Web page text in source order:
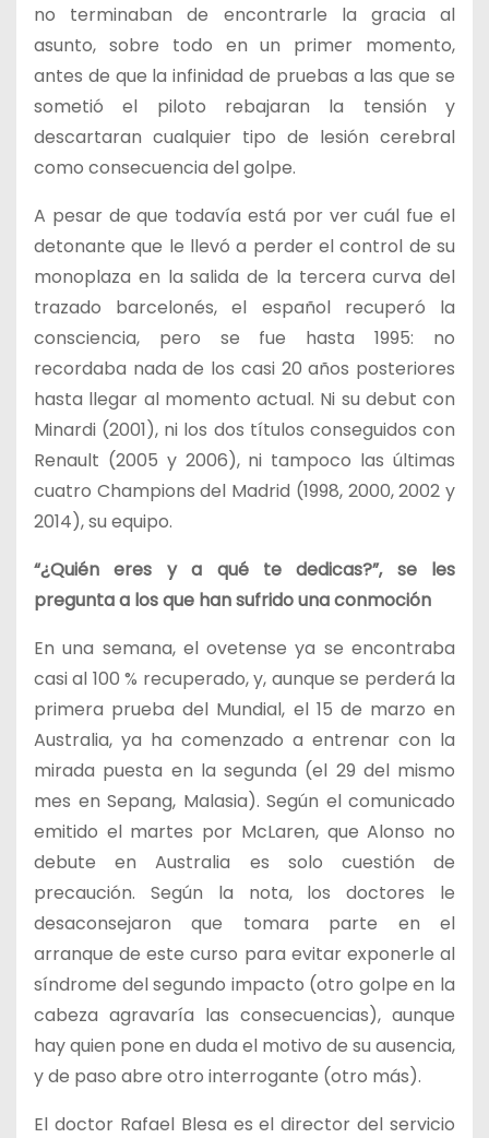
no terminaban de encontrarle la gracia al
asunto, sobre todo en un primer momento,
antes de que la infinidad de pruebas a las que se
sometió el piloto rebajaran la tensión y
descartaran cualquier tipo de lesión cerebral
como consecuencia del golpe.
A pesar de que todavía está por ver cuál fue el
detonante que le llevó a perder el control de su
monoplaza en la salida de la tercera curva del
trazado barcelonés, el español recuperó la
consciencia, pero se fue hasta 1995: no
recordaba nada de los casi 20 años posteriores
hasta llegar al momento actual. Ni su debut con
Minardi (2001), ni los dos títulos conseguidos con
Renault (2005 y 2006), ni tampoco las últimas
cuatro Champions del Madrid (1998, 2000, 2002 y
2014), su equipo.
“¿Quién eres y a qué te dedicas?”, se les
pregunta a los que han sufrido una conmoción
En una semana, el ovetense ya se encontraba
casi al 100 % recuperado, y, aunque se perderá la
primera prueba del Mundial, el 15 de marzo en
Australia, ya ha comenzado a entrenar con la
mirada puesta en la segunda (el 29 del mismo
mes en Sepang, Malasia). Según el comunicado
emitido el martes por McLaren, que Alonso no
debute en Australia es solo cuestión de
precaución. Según la nota, los doctores le
desaconsejaron que tomara parte en el
arranque de este curso para evitar exponerle al
síndrome del segundo impacto (otro golpe en la
cabeza agravaría las consecuencias), aunque
hay quien pone en duda el motivo de su ausencia,
y de paso abre otro interrogante (otro más).
El doctor Rafael Blesa es el director del servicio